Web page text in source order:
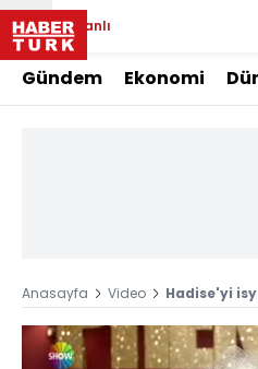
Canlı
Gündem Ekonomi
Anasayfa Video Hadise'yi